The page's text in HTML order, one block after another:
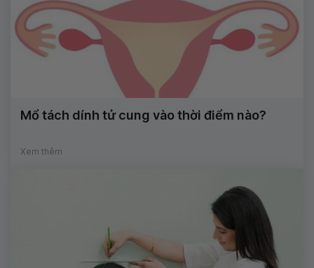
Mổ tách dính tử cung vào thời điểm nào?
Xem thêm